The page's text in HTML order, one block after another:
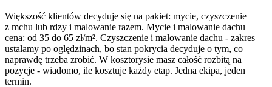
Większość klientów decyduje się na pakiet: mycie, czyszczenie
z mchu lub rdzy i malowanie razem. Mycie i malowanie dachu
cena: od 35 do 65 zł/m². Czyszczenie i malowanie dachu - zakres
ustalamy po oględzinach, bo stan pokrycia decyduje o tym, co
naprawdę trzeba zrobić. W kosztorysie masz całość rozbitą na
pozycje - wiadomo, ile kosztuje każdy etap. Jedna ekipa, jeden
termin.